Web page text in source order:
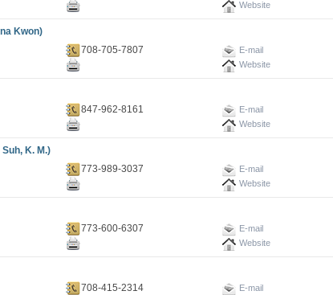
Website
Kwon)
708-705-7807
E-mail
Website
847-962-8161
E-mail
Website
K. M.)
773-989-3037
E-mail
Website
773-600-6307
E-mail
Website
708-415-2314
E-mail